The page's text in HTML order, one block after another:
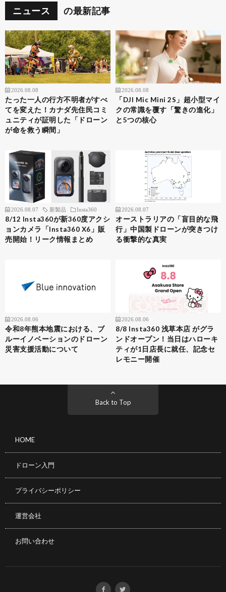
ニュース の最新記事
2026.08.08
たった一人の行方不明者がすべ
てを変えた！カナダ先住民コミ
ュニティが証明した「ドローン
が命を救う瞬間」
2026.08.08
「DJI Mic Mini 2S」超小型マイ
クの常識を覆す「驚きの進化」
と5つの核心
2026.08.07 新製品 Insta360
8/12 Insta360が新360度アクシ
ョンカメラ「Insta360 X6」販
売開始！リーク情報まとめ
2026.08.07
オーストラリアの「盲目的な飛
行」中国製ドローンが突きつけ
る衝撃的な真実
2026.08.06
令和8年熊本地震における、ブ
ルーイノベーションのドローン
災害支援活動について
2026.08.06
8/8 Insta360 浅草本店 がグラ
ンドオープン！当日はハローキ
ティが1日店長に就任、記念セ
レモニー開催
Back to Top
HOME
ドローン入門
プライバシーポリシー
運営会社
お問い合わせ